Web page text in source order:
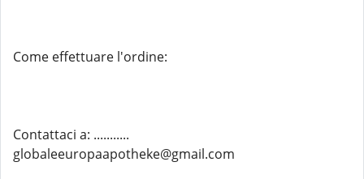
Come effettuare l'ordine:
Contattaci a: ...........
globaleeuropaapotheke@gmail.com